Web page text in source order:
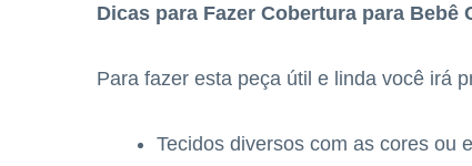
Dicas para Fazer Cobertura para Bebê
Para fazer esta peça útil e linda você irá
Tecidos diversos com as cores ou